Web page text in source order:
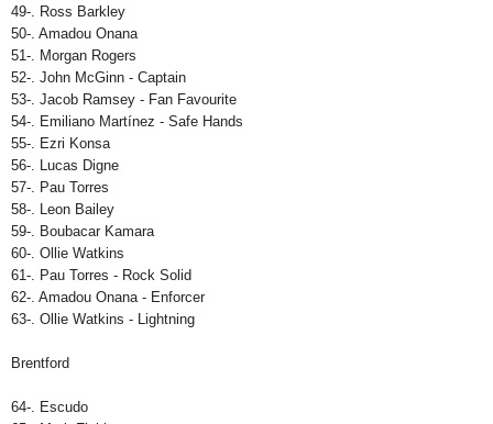
49-. Ross Barkley
50-. Amadou Onana
51-. Morgan Rogers
52-. John McGinn - Captain
53-. Jacob Ramsey - Fan Favourite
54-. Emiliano Martínez - Safe Hands
55-. Ezri Konsa
56-. Lucas Digne
57-. Pau Torres
58-. Leon Bailey
59-. Boubacar Kamara
60-. Ollie Watkins
61-. Pau Torres - Rock Solid
62-. Amadou Onana - Enforcer
63-. Ollie Watkins - Lightning
Brentford
64-. Escudo